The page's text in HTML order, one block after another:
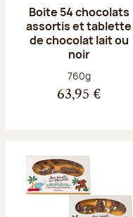
Boite 54 chocolats
assortis et tablette
de chocolat lait ou
noir
Poids net :
760g
63,95 €